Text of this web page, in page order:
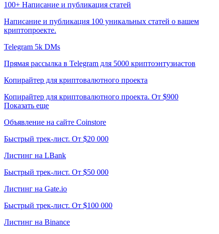
100+ Написание и публикация статей
Написание и публикация 100 уникальных статей о вашем
криптопроекте.
Telegram 5k DMs
Прямая рассылка в Telegram для 5000 криптоэнтузиастов
Копирайтер для криптовалютного проекта
Копирайтер для криптовалютного проекта. От $900
Показать еще
Объявление на сайте Coinstore
Быстрый трек-лист. От $20 000
Листинг на LBank
Быстрый трек-лист. От $50 000
Листинг на Gate.io
Быстрый трек-лист. От $100 000
Листинг на Binance